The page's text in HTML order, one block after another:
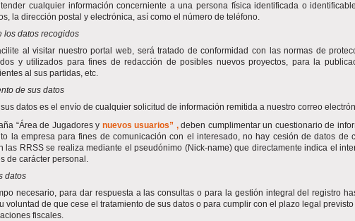
cualquier información concerniente a una persona física identificada o
la dirección postal y electrónica, así como el número de teléfono.
los datos recogidos
al visitar nuestro portal web, será tratado de conformidad con las normas de
y utilizados para fines de redacción de posibles nuevos proyectos, para la
al sus partidas, etc.
de sus datos
datos es el envío de cualquier solicitud de información remitida a nuestro correo
“Área de Jugadores y nuevos usuarios” ,deben cumplimentar un cuestionario de
la empresa para fines de comunicación con el interesado, no hay cesión de datos de
las RRSS se realiza mediante el pseudónimo (Nick-name) que directamente indica el
de carácter personal.
datos
necesario, para dar respuesta a las consultas o para la gestión integral del registro
voluntad de que cese el tratamiento de sus datos o para cumplir con el plazo legal previsto
fiscales.